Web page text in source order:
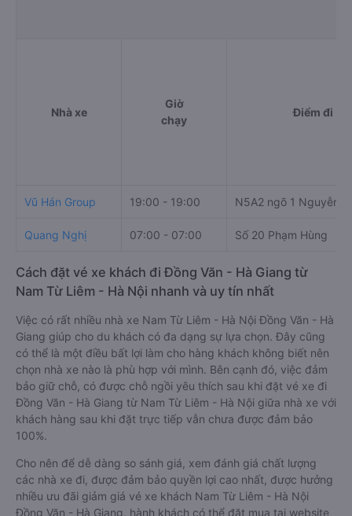
Nhà xe
Giờ
chạy
Điểm đi
Vũ Hán Group 19:00 - 19:00 N5A2 ngõ 1 Nguyễn
Quang Nghị 07:00 - 07:00 Số 20 Phạm Hùng
Cách đặt vé xe khách đi Đồng Văn - Hà Giang từ
Nam Từ Liêm - Hà Nội nhanh và uy tín nhất
Việc có rất nhiều nhà xe Nam Từ Liêm - Hà Nội Đồng Văn - Hà
Giang giúp cho du khách có đa dạng sự lựa chọn. Đây cũng
có thể là một điều bất lợi làm cho hàng khách không biết nên
chọn nhà xe nào là phù hợp với mình. Bên cạnh đó, việc đảm
bảo giữ chỗ, có được chỗ ngồi yêu thích sau khi đặt vé xe đi
Đồng Văn - Hà Giang từ Nam Từ Liêm - Hà Nội giữa nhà xe với
khách hàng sau khi đặt trực tiếp vẫn chưa được đảm bảo
100%.
Cho nên để dễ dàng so sánh giá, xem đánh giá chất lượng
các nhà xe đi, được đảm bảo quyền lợi cao nhất, được hưởng
nhiều ưu đãi giảm giá vé xe khách Nam Từ Liêm - Hà Nội
Đồng Văn - Hà Giang, hành khách có thể đặt mua tại website